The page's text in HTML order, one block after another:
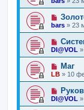
bars » 23
DI@VOL »
Маг
LB » 10
DI@VOL »